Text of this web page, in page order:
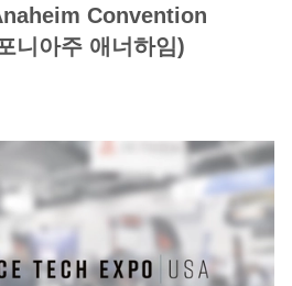
Convention
니아주 애너하임)